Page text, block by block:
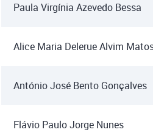
Paula Virgínia Azevedo Bessa
Alice Maria Delerue Alvim
António José Bento Gonçalves
Flávio Paulo Jorge Nunes